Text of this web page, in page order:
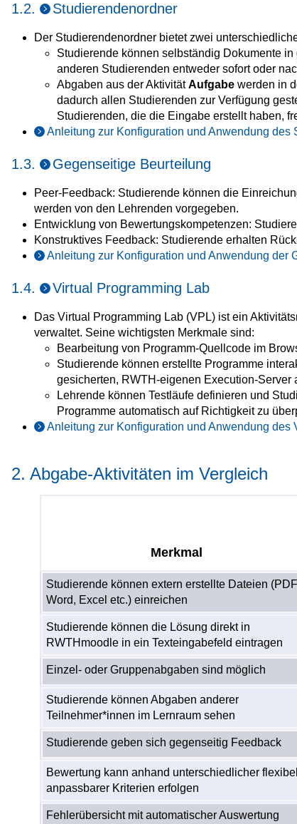
1.2. Studierendenordner
Der Studierendenordner bietet zwei
Studierende können selbständig Dokumente
anderen Studierenden entweder sofort oder
Abgaben aus der AktivitätAufgabe werden in
dadurch allen Studierenden zur Verfügung
Studierenden, die die Eingabe erstellt haben,
Anleitung zur Konfiguration und Anwendung des
1.3. Gegenseitige Beurteilung
Peer-Feedback: Studierende können die
werden von den Lehrenden vorgegeben.
Entwicklung von Bewertungskompetenzen:
Konstruktives Feedback: Studierende erhalten
Anleitung zur Konfiguration und Anwendung der
1.4. Virtual Programming Lab
Das Virtual Programming Lab (VPL) ist ein
verwaltet. Seine wichtigsten Merkmale sind:
Bearbeitung von Programm-Quellcode im
Studierende können erstellte Programme
gesicherten, RWTH-eigenen Execution-Server
Lehrende können Testläufe definieren und
Programme automatisch auf Richtigkeit zu
Anleitung zur Konfiguration und Anwendung des
2. Abgabe-Aktivitäten im Vergleich
Merkmal
Studierende können extern erstellte Dateien
Word, Excel etc.) einreichen
Studierende können die Lösung direkt in
RWTHmoodle in ein Texteingabefeld eintragen
Einzel- oder Gruppenabgaben sind möglich
Studierende können Abgaben anderer
Teilnehmer*innen im Lernraum sehen
Studierende geben sich gegenseitig Feedback
Bewertung kann anhand unterschiedlicher flexibel
anpassbarer Kriterien erfolgen
Fehlerübersicht mit automatischer Auswertung